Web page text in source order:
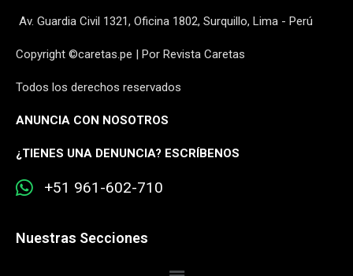
Av. Guardia Civil 1321, Oficina 1802, Surquillo, Lima - Perú
Copyright ©caretas.pe | Por Revista Caretas
Todos los derechos reservados
ANUNCIA CON NOSOTROS
¿TIENES UNA DENUNCIA? ESCRÍBENOS
+51 961-602-710
Nuestras Secciones